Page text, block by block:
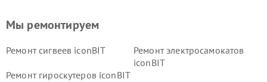
Мы ремонтируем
Ремонт сигвеев iconBIT
Ремонт электросамокатов
iconBIT
Ремонт гироскутеров iconBIT